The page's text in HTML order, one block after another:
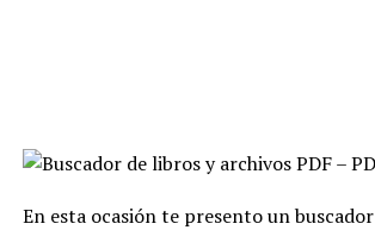
En esta ocasión te presento un